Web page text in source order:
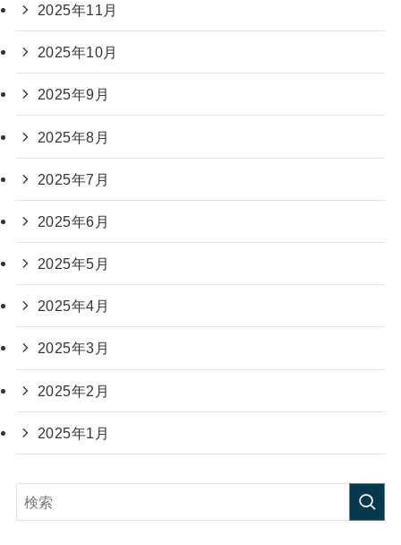
2025年11月
2025年10月
2025年9月
2025年8月
2025年7月
2025年6月
2025年5月
2025年4月
2025年3月
2025年2月
2025年1月